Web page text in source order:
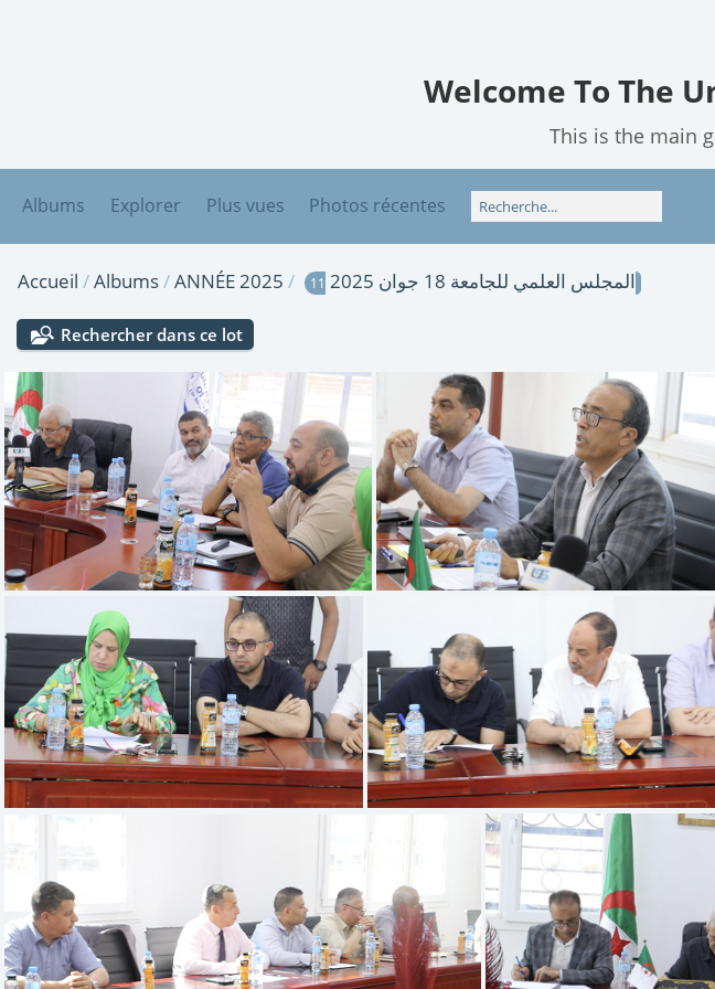
Welcome To The
This is the main
Albums Explorer Plus vues Photos récentes
Accueil /Albums/ANNÉE 2025 / المجلس العلمي للجامعة 18 جوان 2025 11
Rechercher dans ce lot
Capture d’écran 2025-07-13 à 11.12.27 Capture d’écran 2025-07-13 à 11.12.04
Capture d’écran 2025-07-13 à 11.10.47 Capture d’écran 2025-07-13 à 11.10.25